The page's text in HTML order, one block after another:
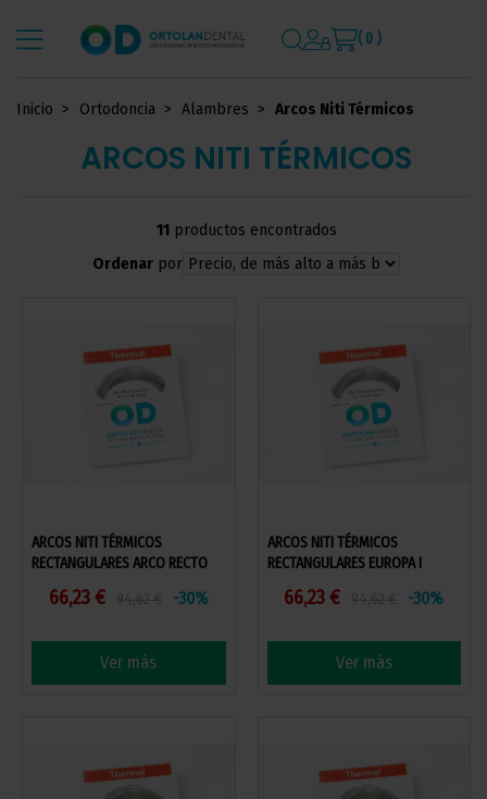
( 0 )
Inicio Ortodoncia Alambres Arcos Niti Térmicos
ARCOS NITI TÉRMICOS
11 productos encontrados
Ordenar por
ARCOS NITI TÉRMICOS
RECTANGULARES ARCO RECTO
66,23 € -30%
Ver más
ARCOS NITI TÉRMICOS
RECTANGULARES EUROPA I
66,23 € -30%
Ver más